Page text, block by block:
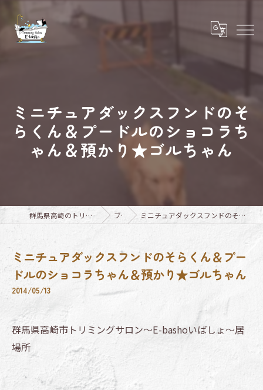
ミニチュアダックスフンドのそ
らくん＆プードルのショコラち
ゃん＆預かり★ゴルちゃん
群馬県高崎のトリミングならTrimming Salon E-basho ブログ ミニチュアダックスフンドのそらくん＆プードルのショコラちゃん＆預かり★ゴルちゃん
ミニチュアダックスフンドのそらくん＆プー
ドルのショコラちゃん＆預かり★ゴルちゃん
2014/05/13
群馬県高崎市トリミングサロン～E-bashoいばしょ～居
場所